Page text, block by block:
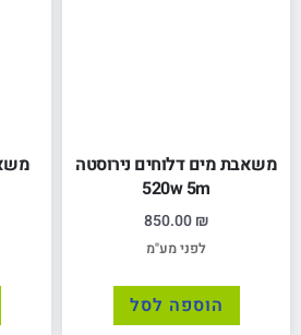
משאבת מים דלוחים נירוסטה
520w 5m
850.00₪
לפני מע"מ
הוספה לסל